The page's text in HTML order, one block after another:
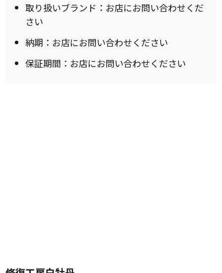
取り扱いブランド：お店にお問い合わせくだ
さい
納期：お店にお問い合わせください
保証期間：お店にお問い合わせください